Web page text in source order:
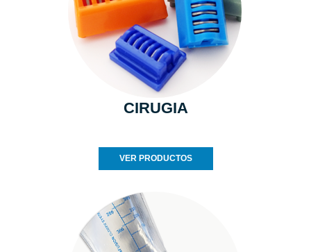
CIRUGIA
VER PRODUCTOS